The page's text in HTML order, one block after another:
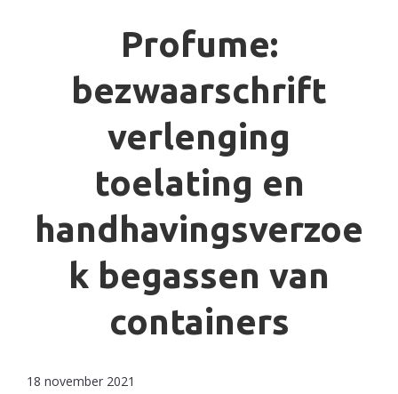
Profume:
bezwaarschrift
verlenging
toelating en
handhavingsverzoe
k begassen van
containers
18 november 2021